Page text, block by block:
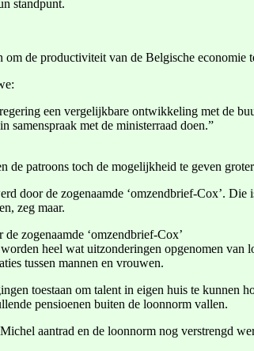
standpunt.
de productiviteit van de Belgische economie
een vergelijkbare ontwikkeling met de
samenspraak met de ministerraad doen.”
patroons toch de mogelijkheid te geven
door de zogenaamde ‘omzendbrief-Cox’.
zeg maar.
zogenaamde ‘omzendbrief-Cox’
heel wat uitzonderingen opgenomen van
tussen mannen en vrouwen.
toestaan om talent in eigen huis te kunnen
pensioenen buiten de loonnorm vallen.
aantrad en de loonnorm nog verstrengd